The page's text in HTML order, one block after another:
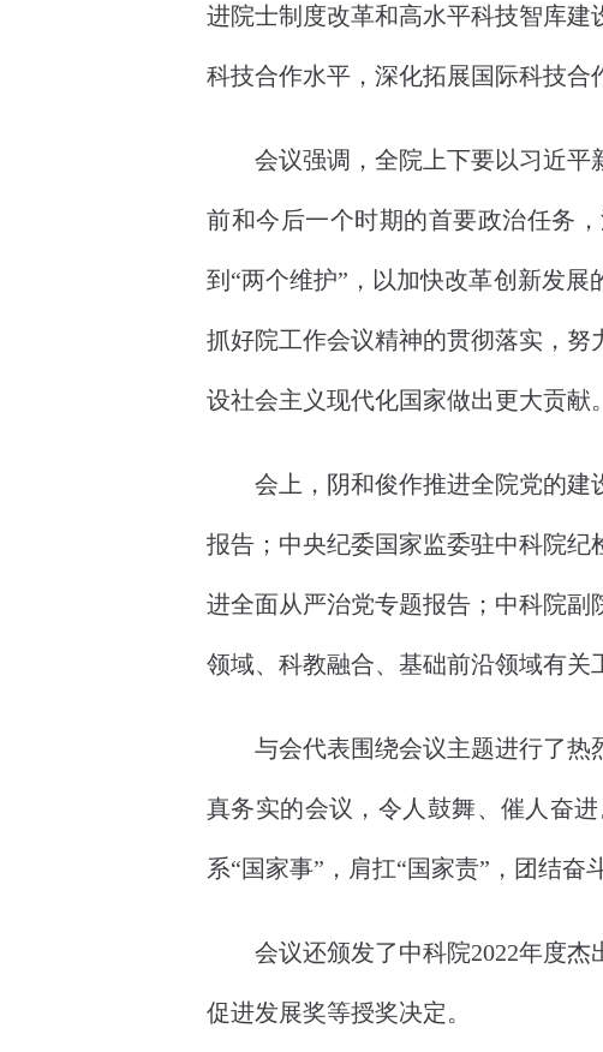
进院士制度改革和高水平科技智库
科技合作水平，深化拓展国际科技合
会议强调，全院上下要以习近平
前和今后一个时期的首要政治任务
到“两个维护”，以加快改革创新发
抓好院工作会议精神的贯彻落实，
设社会主义现代化国家做出更大贡献。
会上，阴和俊作推进全院党的建设
报告；中央纪委国家监委驻中科院
进全面从严治党专题报告；中科院
领域、科教融合、基础前沿领域有关
与会代表围绕会议主题进行了热
真务实的会议，令人鼓舞、催人奋
系“国家事”，肩扛“国家责”，团结奋
会议还颁发了中科院2022年度杰
促进发展奖等授奖决定。